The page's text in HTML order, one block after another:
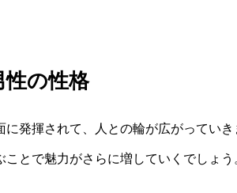
の性格
に発揮されて、人との輪が広がってい
とで魅力がさらに増していくでしょう